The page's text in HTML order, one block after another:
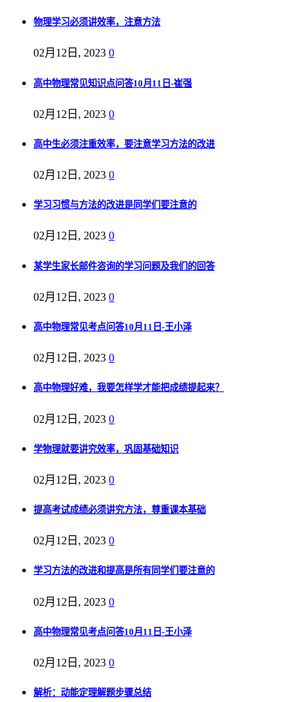
物理学习必须讲效率，注意方法
02月12日, 2023 0
高中物理常见知识点问答10月11日-崔强
02月12日, 2023 0
高中生必须注重效率，要注意学习方法的改进
02月12日, 2023 0
学习习惯与方法的改进是同学们要注意的
02月12日, 2023 0
某学生家长邮件咨询的学习问题及我们的回答
02月12日, 2023 0
高中物理常见考点问答10月11日-王小泽
02月12日, 2023 0
高中物理好难，我要怎样学才能把成绩提起来？
02月12日, 2023 0
学物理就要讲究效率，巩固基础知识
02月12日, 2023 0
提高考试成绩必须讲究方法，尊重课本基础
02月12日, 2023 0
学习方法的改进和提高是所有同学们要注意的
02月12日, 2023 0
高中物理常见考点问答10月11日-王小泽
02月12日, 2023 0
解析：动能定理解题步骤总结